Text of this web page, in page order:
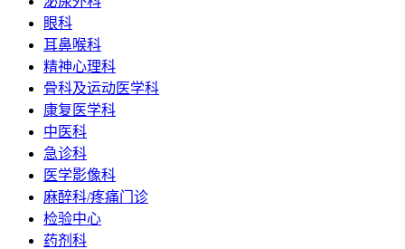
眼科
耳鼻喉科
精神心理科
骨科及运动医学科
康复医学科
中医科
急诊科
医学影像科
麻醉科/疼痛门诊
检验中心
药剂科